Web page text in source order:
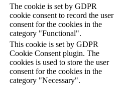
The cookie is set by GDPR
cookie consent to record the user
consent for the cookies in the
category "Functional".
This cookie is set by GDPR
Cookie Consent plugin. The
cookies is used to store the user
consent for the cookies in the
category "Necessary".